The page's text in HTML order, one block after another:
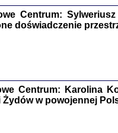
Józef
Centrum:
doświadczenie
Centrum: Karolina
w powojennej